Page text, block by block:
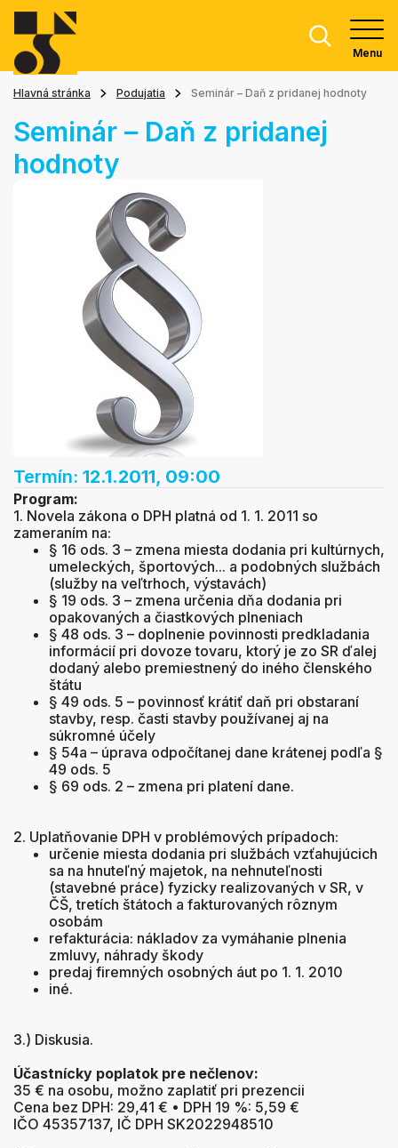
Menu
Hlavná stránka Podujatia Seminár – Daň z pridanej hodnoty
Seminár – Daň z pridanej
hodnoty
Termín: 12.1.2011, 09:00
Program:
1. Novela zákona o DPH platná od 1. 1. 2011 so
zameraním na:
§ 16 ods. 3 – zmena miesta dodania pri kultúrnych,
umeleckých, športových... a podobných službách
(služby na veľtrhoch, výstavách)
§ 19 ods. 3 – zmena určenia dňa dodania pri
opakovaných a čiastkových plneniach
§ 48 ods. 3 – doplnenie povinnosti predkladania
informácií pri dovoze tovaru, ktorý je zo SR ďalej
dodaný alebo premiestnený do iného členského
štátu
§ 49 ods. 5 – povinnosť krátiť daň pri obstaraní
stavby, resp. časti stavby používanej aj na
súkromné účely
§ 54a – úprava odpočítanej dane krátenej podľa §
49 ods. 5
§ 69 ods. 2 – zmena pri platení dane.
2. Uplatňovanie DPH v problémových prípadoch:
určenie miesta dodania pri službách vzťahujúcich
sa na hnuteľný majetok, na nehnuteľnosti
(stavebné práce) fyzicky realizovaných v SR, v
ČŠ, tretích štátoch a fakturovaných rôznym
osobám
refakturácia: nákladov za vymáhanie plnenia
zmluvy, náhrady škody
predaj firemných osobných áut po 1. 1. 2010
iné.
3.) Diskusia.
Účastnícky poplatok pre nečlenov:
35 € na osobu, možno zaplatiť pri prezencii
Cena bez DPH: 29,41 € • DPH 19 %: 5,59 €
IČO 45357137, IČ DPH SK2022948510